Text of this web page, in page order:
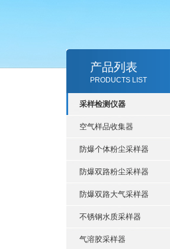
产品列表
PRODUCTS LIST
采样检测仪器
空气样品收集器
防爆个体粉尘采样器
防爆双路粉尘采样器
防爆双路大气采样器
不锈钢水质采样器
气溶胶采样器